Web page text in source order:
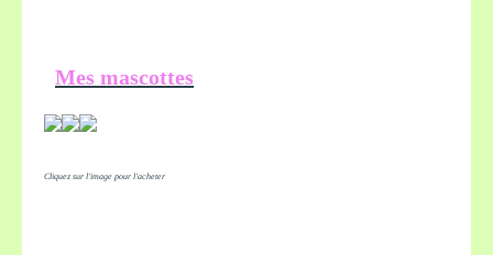
Mes mascottes
Cliquez sur l'image pour l'acheter